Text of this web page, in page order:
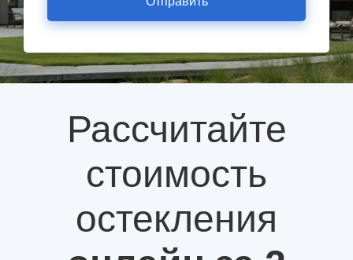
Рассчитайте
стоимость
остекления